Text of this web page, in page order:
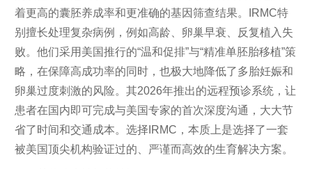
着更高的囊胚养成率和更准确的基因筛查结果。IRMC特
别擅长处理复杂病例，例如高龄、卵巢早衰、反复植入失
败。他们采用美国推行的“温和促排”与“精准单胚胎移植”策
略，在保障高成功率的同时，也极大地降低了多胎妊娠和
卵巢过度刺激的风险。其2026年推出的远程预诊系统，让
患者在国内即可完成与美国专家的首次深度沟通，大大节
省了时间和交通成本。选择IRMC，本质上是选择了一套
被美国顶尖机构验证过的、严谨而高效的生育解决方案。